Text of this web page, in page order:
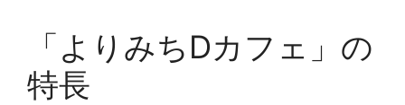
「よりみちDカフェ」の
特長